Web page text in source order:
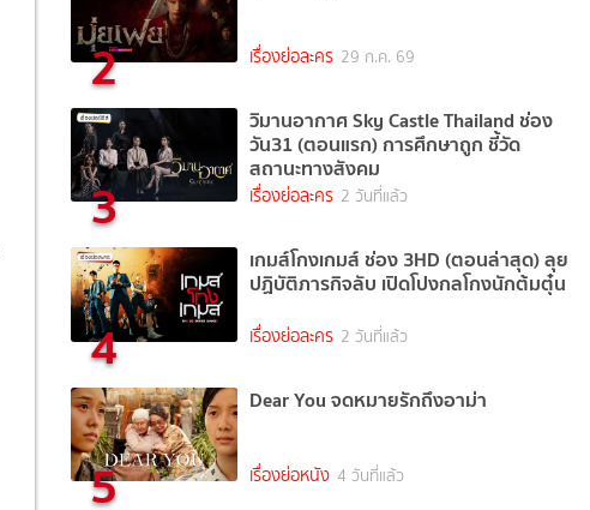
2 เรื่องย่อละคร 29 ก.ค. 69
3
วิมานอากาศ Sky Castle Thailand ช่อง
วัน31 (ตอนแรก) การศึกษาถูก ชี้วัด
สถานะทางสังคม
เรื่องย่อละคร 2 วันที่แล้ว
4
เกมส์โกงเกมส์ ช่อง 3HD (ตอนล่าสุด) ลุย
ปฏิบัติภารกิจลับ เปิดโปงกลโกงนักต้มตุ๋น
เรื่องย่อละคร 2 วันที่แล้ว
5
Dear You จดหมายรักถึงอาม่า
เรื่องย่อหนัง 4 วันที่แล้ว